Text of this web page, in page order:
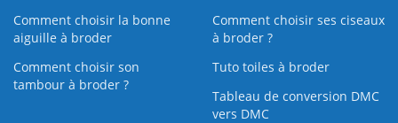
Comment choisir la bonne
aiguille à broder
Comment choisir ses ciseaux
à broder ?
Comment choisir son
tambour à broder ?
Tuto toiles à broder
Tableau de conversion DMC
vers DMC